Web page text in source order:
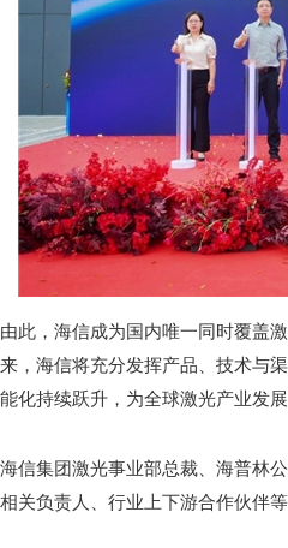
由此，海信成为国内唯一同时覆盖
来，海信将充分发挥产品、技术与
能化持续跃升，为全球激光产业发展
海信集团激光事业部总裁、海普林
相关负责人、行业上下游合作伙伴等